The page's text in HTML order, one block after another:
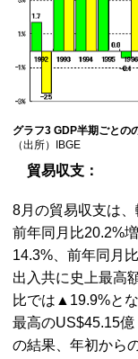
グラフ3 GDP半期ごとの
（出所）IBGE
貿易収支：
8月の貿易収支は
前年同月比20.2%
14.3%、前年同月
出入共に史上最高
比では▲19.9%と
最高のUS$45.15億
の結果、年初から